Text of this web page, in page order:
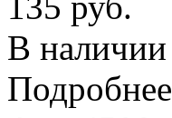
В наличии
Подробнее